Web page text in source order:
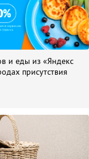
и еды из «Яндекс
присутствия